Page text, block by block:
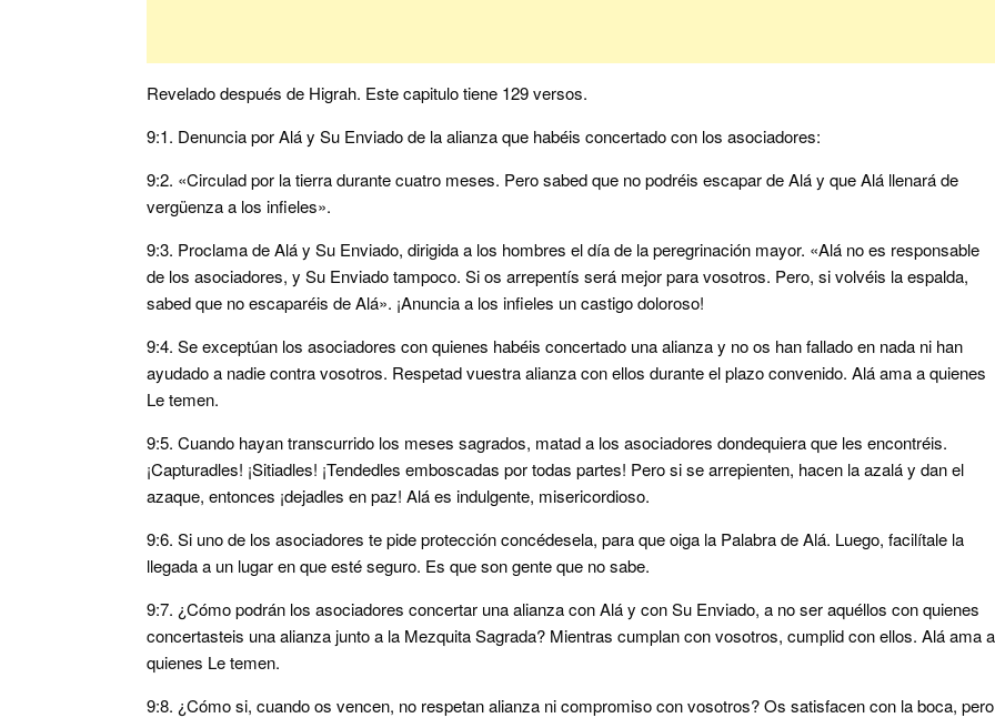
Revelado después de Higrah. Este capitulo tiene 129 versos.
9:1. Denuncia por Alá y Su Enviado de la alianza que habéis concertado con los asociadores:
9:2. «Circulad por la tierra durante cuatro meses. Pero sabed que no podréis escapar de Alá y que Alá llenará de
vergüenza a los infieles».
9:3. Proclama de Alá y Su Enviado, dirigida a los hombres el día de la peregrinación mayor. «Alá no es responsable
de los asociadores, y Su Enviado tampoco. Si os arrepentís será mejor para vosotros. Pero, si volvéis la espalda,
sabed que no escaparéis de Alá». ¡Anuncia a los infieles un castigo doloroso!
9:4. Se exceptúan los asociadores con quienes habéis concertado una alianza y no os han fallado en nada ni han
ayudado a nadie contra vosotros. Respetad vuestra alianza con ellos durante el plazo convenido. Alá ama a quienes
Le temen.
9:5. Cuando hayan transcurrido los meses sagrados, matad a los asociadores dondequiera que les encontréis.
¡Capturadles! ¡Sitiadles! ¡Tendedles emboscadas por todas partes! Pero si se arrepienten, hacen la azalá y dan el
azaque, entonces ¡dejadles en paz! Alá es indulgente, misericordioso.
9:6. Si uno de los asociadores te pide protección concédesela, para que oiga la Palabra de Alá. Luego, facilítale la
llegada a un lugar en que esté seguro. Es que son gente que no sabe.
9:7. ¿Cómo podrán los asociadores concertar una alianza con Alá y con Su Enviado, a no ser aquéllos con quienes
concertasteis una alianza junto a la Mezquita Sagrada? Mientras cumplan con vosotros, cumplid con ellos. Alá ama a
quienes Le temen.
9:8. ¿Cómo si, cuando os vencen, no respetan alianza ni compromiso con vosotros? Os satisfacen con la boca, pero